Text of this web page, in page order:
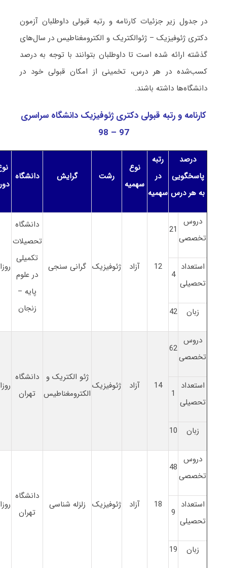
در جدول زیر جزئیات کارنامه و رتبه قبولی داوطلبان آزمون
دکتری ژئوفیزیک – ژئوالکتریک و الکترومغناطیس در سال‌های
گذشته ارائه شده است تا داوطلبان بتوانند با توجه به درصد
کسب‌شده در هر درس، تخمینی از امکان قبولی خود در
دانشگاه‌ها داشته باشند.
کارنامه و رتبه قبولی دکتری ژئوفیزیک دانشگاه سراسری
97 – 98
درصد
پاسخگویی
به هر درس
رتبه
در
سهمیه
نوع
سهمیه
رشت گرایش دانشگاه
دروس
تخصصی
21
12 آزاد ژئوفیزیک گرانی سنجی
دانشگاه
تحصیلات
تکمیلی
در علوم
پایه –
زنجان
استعداد
تحصیلی
4
زبان 42
دروس
تخصصی
62
14 آزاد ژئوفیزیک
ژئو الکتریک و
الکترومغناطیس
دانشگاه
تهران
استعداد
تحصیلی
1
زبان 10
دروس
تخصصی
48
18 آزاد ژئوفیزیک زلزله شناسی
دانشگاه
تهران
استعداد
تحصیلی
9
زبان 19